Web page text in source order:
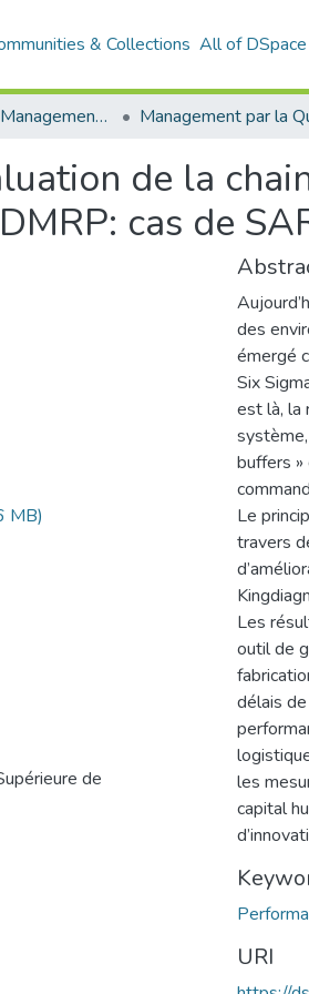
& Collections All of DSpace
Département Management Des Organisations
de la
cas de
MB)
de
des
émergé
Six
est là, la
buffers »
Le
travers
Les
outil de
délais
les
capital
URI